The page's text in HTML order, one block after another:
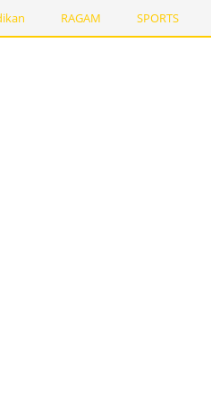
RAGAM SPORTS